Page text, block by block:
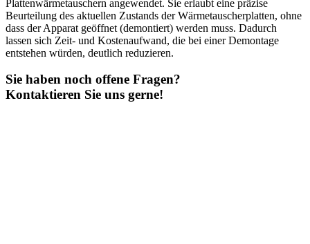
Plattenwärmetauschern angewendet. Sie erlaubt eine präzise
Beurteilung des aktuellen Zustands der Wärmetauscherplatten, ohne
dass der Apparat geöffnet (demontiert) werden muss. Dadurch
lassen sich Zeit- und Kostenaufwand, die bei einer Demontage
entstehen würden, deutlich reduzieren.
Sie haben noch offene Fragen?
Kontaktieren Sie uns gerne!